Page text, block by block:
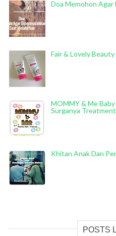
Doa Memohon Agar
Fair & Lovely
MOMMY & Me
Surganya
Khitan Anak Dan
POSTS